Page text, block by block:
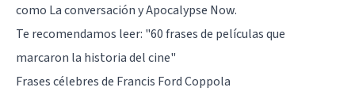
como La conversaciónyApocalypse Now.
Te recomendamos leer: "60 frases de películas que
marcaron la historia del cine"
Frases célebres de Francis Ford Coppola